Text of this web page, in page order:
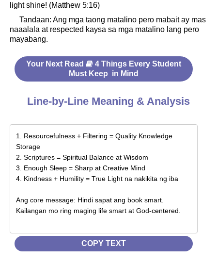
light shine! (Matthew 5:16)
Tandaan: Ang mga taong matalino pero mabait ay mas
naaalala at respected kaysa sa mga matalino lang pero
mayabang.
Your Next Read
4 Things Every Student
Must Keep in Mind
Line-by-Line Meaning & Analysis
COPY TEXT